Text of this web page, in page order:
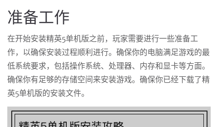
准备工作
在开始安装精英5单机版之前，玩家需要进行一些准备工
作，以确保安装过程顺利进行。确保你的电脑满足游戏的最
低系统要求，包括操作系统、处理器、内存和显卡等方面。
确保你有足够的存储空间来安装游戏。确保你已经下载了精
英5单机版的安装文件。